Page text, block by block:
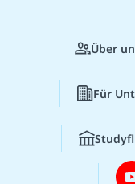
Über
Für